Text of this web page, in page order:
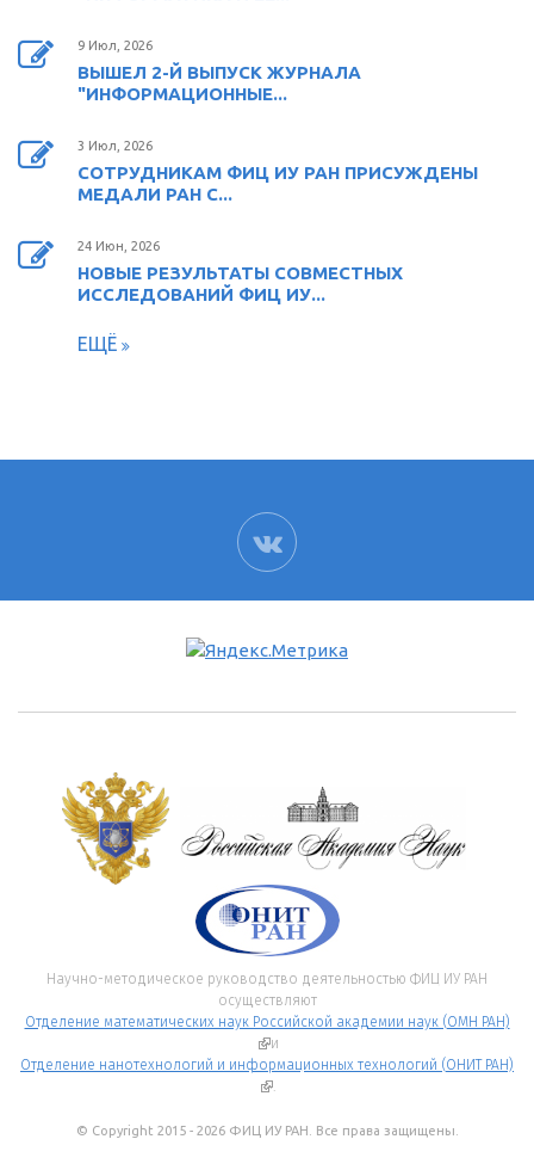
9 Июл, 2026
ВЫШЕЛ 2-Й ВЫПУСК ЖУРНАЛА
"ИНФОРМАЦИОННЫЕ...
3 Июл, 2026
СОТРУДНИКАМ ФИЦ ИУ РАН ПРИСУЖДЕНЫ
МЕДАЛИ РАН С...
24 Июн, 2026
НОВЫЕ РЕЗУЛЬТАТЫ СОВМЕСТНЫХ
ИССЛЕДОВАНИЙ ФИЦ ИУ...
ЕЩЁ
ВК
Научно-методическое руководство деятельностью ФИЦ ИУ РАН
осуществляют
Отделение математических наук Российской академии наук (ОМН РАН)
(внешняя ссылка)
и
Отделение нанотехнологий и информационных технологий (ОНИТ РАН)
(внешняя ссылка)
.
© Copyright 2015 - 2026 ФИЦ ИУ РАН. Все права защищены.